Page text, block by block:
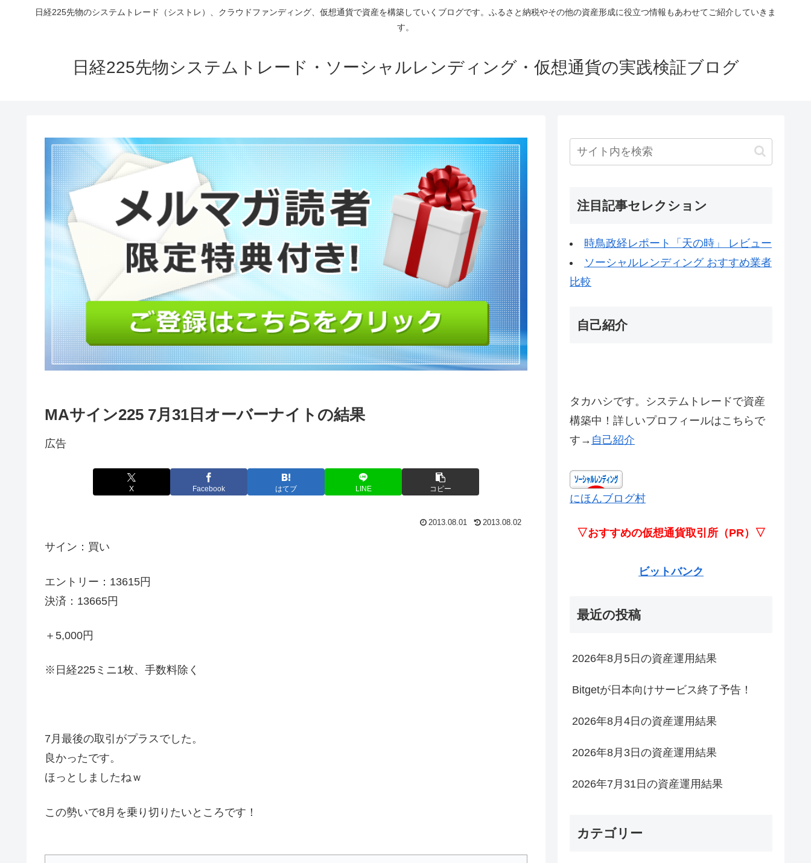
日経225先物のシステムトレード（シストレ）、クラウドファンディング、仮想通貨で資産を構築していくブログです。ふるさと納税やその他の資産形成に役立つ情報もあわせてご紹介していきま
す。
日経225先物システムトレード・ソーシャルレンディング・仮想通貨の実践検証ブログ
MAサイン225 7月31日オーバーナイトの結果
広告
X Facebook はてブ LINE コピー
2013.08.01 2013.08.02
サイン：買い
エントリー：13615円
決済：13665円
＋5,000円
※日経225ミニ1枚、手数料除く
7月最後の取引がプラスでした。
良かったです。
ほっとしましたねｗ
この勢いで8月を乗り切りたいところです！
注目記事セレクション
時鳥政経レポート「天の時」 レビュー
ソーシャルレンディング おすすめ業者
比較
自己紹介
タカハシです。システムトレードで資産
構築中！詳しいプロフィールはこちらで
す→ 自己紹介
にほんブログ村
▽おすすめの仮想通貨取引所（PR）▽
ビットバンク
最近の投稿
2026年8月5日の資産運用結果
Bitgetが日本向けサービス終了予告！
2026年8月4日の資産運用結果
2026年8月3日の資産運用結果
2026年7月31日の資産運用結果
カテゴリー